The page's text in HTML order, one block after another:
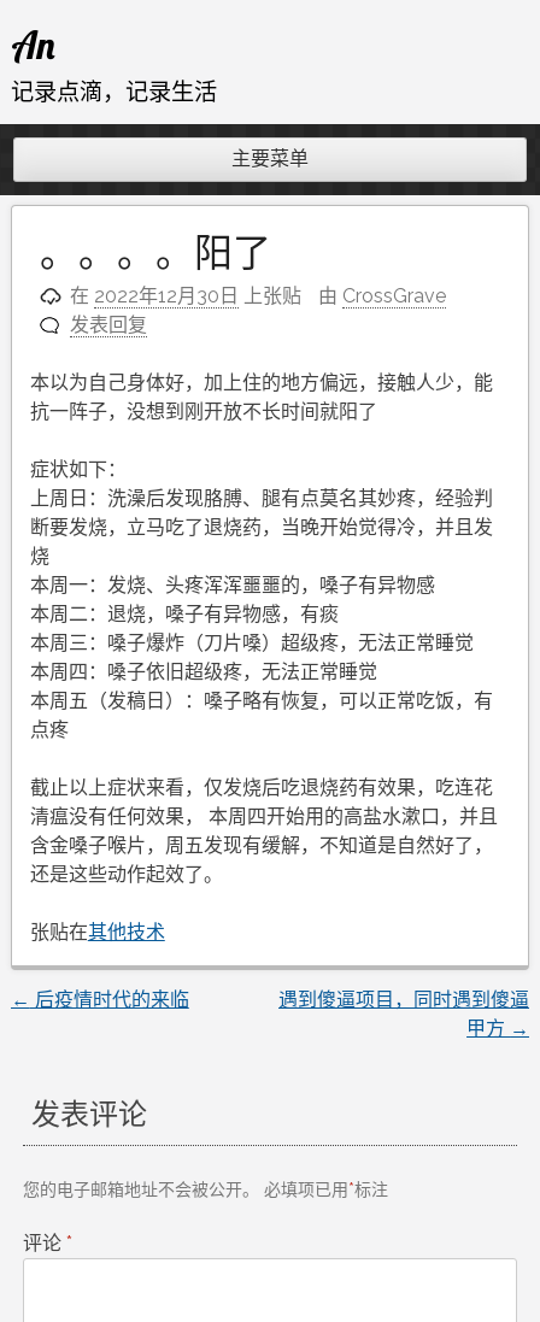
至
内
An
记录点滴，记录生活
主要菜单
。。。。阳了
在 2022年12月30日 上张贴 由 CrossGrave
发表回复
本以为自己身体好，加上住的地方偏远，接触人少，能
抗一阵子，没想到刚开放不长时间就阳了
症状如下：
上周日：洗澡后发现胳膊、腿有点莫名其妙疼，经验判
断要发烧，立马吃了退烧药，当晚开始觉得冷，并且发
烧
本周一：发烧、头疼浑浑噩噩的，嗓子有异物感
本周二：退烧，嗓子有异物感，有痰
本周三：嗓子爆炸（刀片嗓）超级疼，无法正常睡觉
本周四：嗓子依旧超级疼，无法正常睡觉
本周五（发稿日）：嗓子略有恢复，可以正常吃饭，有
点疼
截止以上症状来看，仅发烧后吃退烧药有效果，吃连花
清瘟没有任何效果， 本周四开始用的高盐水漱口，并且
含金嗓子喉片，周五发现有缓解，不知道是自然好了，
还是这些动作起效了。
张贴在其他技术
文
导
航
← 后疫情时代的来临
遇到傻逼项目，同时遇到傻逼
甲方 →
发表评论
您的电子邮箱地址不会被公开。 必填项已用*标注
评论 *